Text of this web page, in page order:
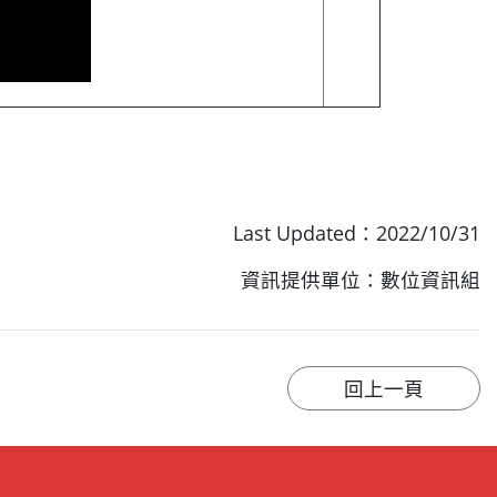
Last Updated：2022/10/31
資訊提供單位：數位資訊組